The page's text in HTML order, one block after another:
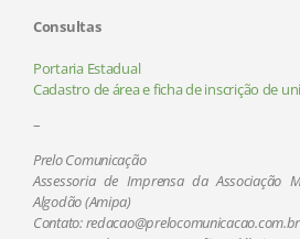
Consultas
Portaria Estadual
Cadastro de área e ficha de inscrição de
–
Prelo Comunicação
Assessoria de Imprensa da Associação
Algodão (Amipa)
Contato: redacao@prelocomunicacao.com.br